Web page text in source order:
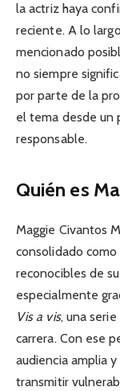
la actriz haya
reciente. A lo
mencionado
no siempre
por parte de la
el tema desde un
responsable.
Quién es
Maggie Civantos
consolidado como
reconocibles de
especialmente
Vis a vis, una
carrera. Con ese
audiencia amplia
transmitir